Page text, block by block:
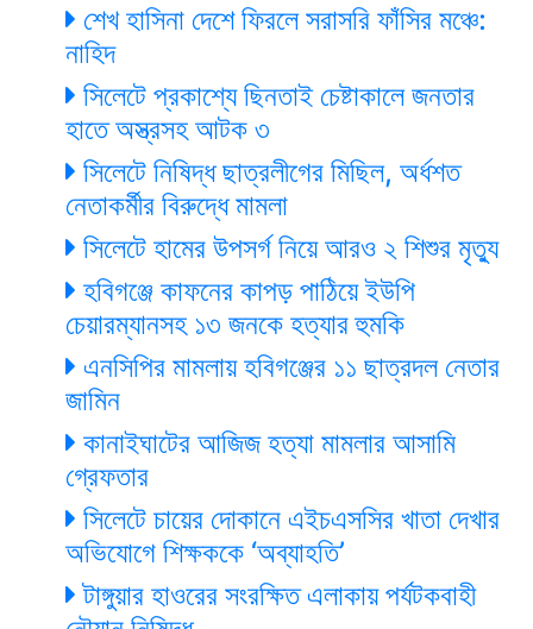
শেখ হাসিনা দেশে ফিরলে সরাসরি ফাঁসির মঞ্চে:
নাহিদ
সিলেটে প্রকাশ্যে ছিনতাই চেষ্টাকালে জনতার
হাতে অস্ত্রসহ আটক ৩
সিলেটে নিষিদ্ধ ছাত্রলীগের মিছিল, অর্ধশত
নেতাকর্মীর বিরুদ্ধে মামলা
সিলেটে হামের উপসর্গ নিয়ে আরও ২ শিশুর মৃত্যু
হবিগঞ্জে কাফনের কাপড় পাঠিয়ে ইউপি
চেয়ারম্যানসহ ১৩ জনকে হত্যার হুমকি
এনসিপির মামলায় হবিগঞ্জের ১১ ছাত্রদল নেতার
জামিন
কানাইঘাটের আজিজ হত্যা মামলার আসামি
গ্রেফতার
সিলেটে চায়ের দোকানে এইচএসসির খাতা দেখার
অভিযোগে শিক্ষককে ‘অব্যাহতি’
টাঙ্গুয়ার হাওরের সংরক্ষিত এলাকায় পর্যটকবাহী